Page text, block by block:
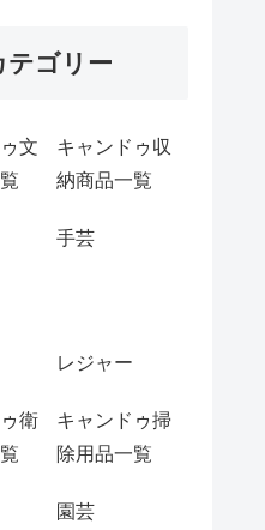
テゴリー
文
キャンドゥ収
納商品一覧
手芸
レジャー
衛
キャンドゥ掃
除用品一覧
園芸